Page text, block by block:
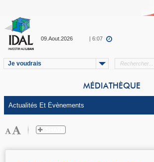
09.Aout.2026 | 6:07
Je voudrais
MÉDIATHÈQUE